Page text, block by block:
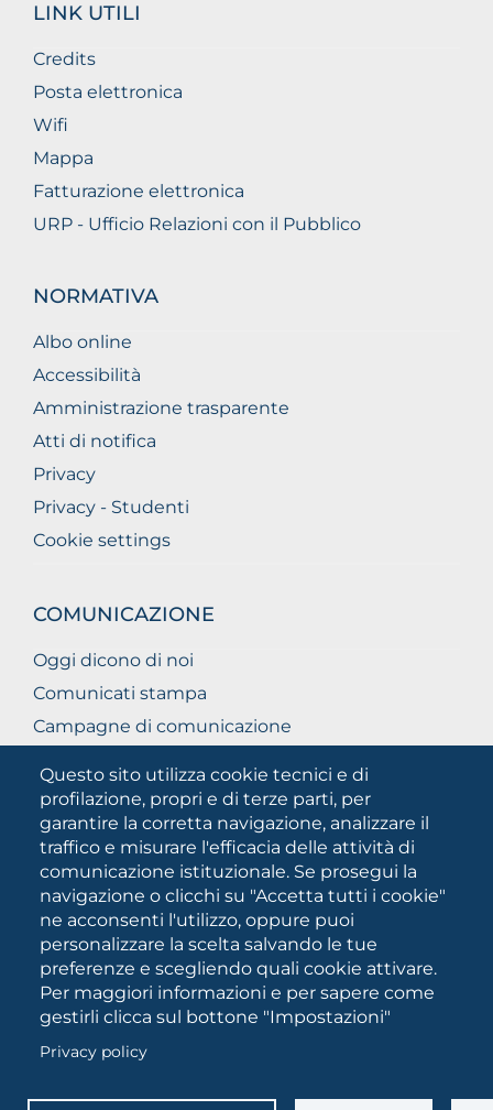
Questo sito utilizza cookie tecnici e di
profilazione, propri e di terze parti, per
garantire la corretta navigazione, analizzare il
traffico e misurare l'efficacia delle attività di
comunicazione istituzionale. Se prosegui la
navigazione o clicchi su "Accetta tutti i cookie"
ne acconsenti l'utilizzo, oppure puoi
personalizzare la scelta salvando le tue
preferenze e scegliendo quali cookie attivare.
Per maggiori informazioni e per sapere come
gestirli clicca sul bottone "Impostazioni"
Privacy policy
LINK UTILI
Credits
Posta elettronica
Wifi
Mappa
Fatturazione elettronica
URP - Ufficio Relazioni con il Pubblico
NORMATIVA
Albo online
Accessibilità
Amministrazione trasparente
Atti di notifica
Privacy
Privacy - Studenti
Cookie settings
COMUNICAZIONE
Oggi dicono di noi
Comunicati stampa
Campagne di comunicazione
Unifg Mag
Manuale di identità visiva
Facts and figures
SOCIAL
MEDIA
Università degli Studi di Foggia • Via A.Gramsci 89/91 •